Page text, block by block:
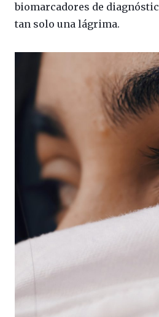
biomarcadores de
tan solo una lágrima.